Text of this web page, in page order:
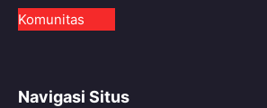
Komunitas
Navigasi Situs